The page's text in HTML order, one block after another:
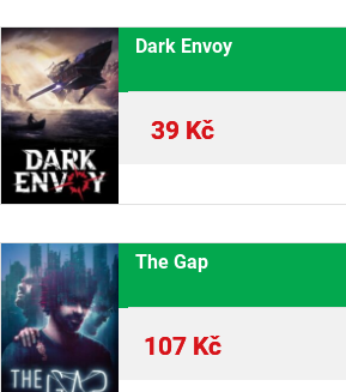
Dark Envoy
39 Kč
The Gap
107 Kč